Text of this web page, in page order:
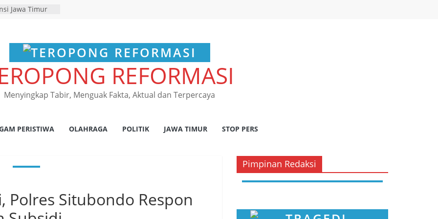
Jawa Timur
Perketat
Truk di
Satlantas
Inspeksi
NGANJUK
Tetap
REFORMASI
Menyingkap Tabir, Menguak Fakta, Aktual dan Terpercaya
PERISTIWA OLAHRAGA POLITIK JAWA TIMUR STOP PERS
Polres Situbondo Respon
Pimpinan Redaksi